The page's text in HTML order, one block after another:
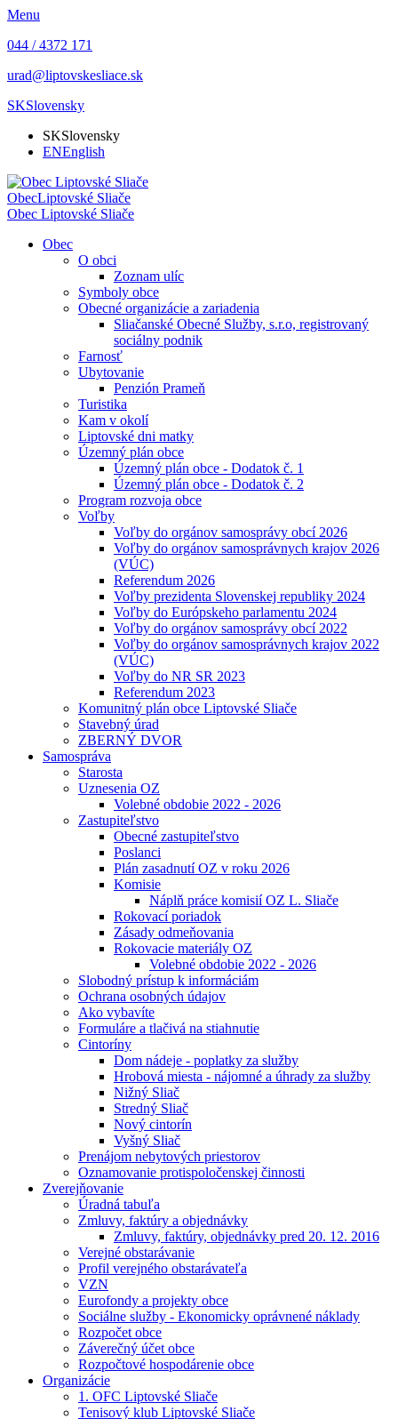
Menu
044 / 4372 171
urad@liptovskesliace.sk
SKSlovensky
SKSlovensky
ENEnglish
ObecLiptovské Sliače
Obec Liptovské Sliače
Obec
O obci
Zoznam ulíc
Symboly obce
Obecné organizácie a zariadenia
Sliačanské Obecné Služby, s.r.o, registrovaný
sociálny podnik
Farnosť
Ubytovanie
Penzión Prameň
Turistika
Kam v okolí
Liptovské dni matky
Územný plán obce
Územný plán obce - Dodatok č. 1
Územný plán obce - Dodatok č. 2
Program rozvoja obce
Voľby
Voľby do orgánov samosprávy obcí 2026
Voľby do orgánov samosprávnych krajov 2026
(VÚC)
Referendum 2026
Voľby prezidenta Slovenskej republiky 2024
Voľby do Európskeho parlamentu 2024
Voľby do orgánov samosprávy obcí 2022
Voľby do orgánov samosprávnych krajov 2022
(VÚC)
Voľby do NR SR 2023
Referendum 2023
Komunitný plán obce Liptovské Sliače
Stavebný úrad
ZBERNÝ DVOR
Samospráva
Starosta
Uznesenia OZ
Volebné obdobie 2022 - 2026
Zastupiteľstvo
Obecné zastupiteľstvo
Poslanci
Plán zasadnutí OZ v roku 2026
Komisie
Náplň práce komisií OZ L. Sliače
Rokovací poriadok
Zásady odmeňovania
Rokovacie materiály OZ
Volebné obdobie 2022 - 2026
Slobodný prístup k informáciám
Ochrana osobných údajov
Ako vybavíte
Formuláre a tlačivá na stiahnutie
Cintoríny
Dom nádeje - poplatky za služby
Hrobová miesta - nájomné a úhrady za služby
Nižný Sliač
Stredný Sliač
Nový cintorín
Vyšný Sliač
Prenájom nebytových priestorov
Oznamovanie protispoločenskej činnosti
Zverejňovanie
Úradná tabuľa
Zmluvy, faktúry a objednávky
Zmluvy, faktúry, objednávky pred 20. 12. 2016
Verejné obstarávanie
Profil verejného obstarávateľa
VZN
Eurofondy a projekty obce
Sociálne služby - Ekonomicky oprávnené náklady
Rozpočet obce
Záverečný účet obce
Rozpočtové hospodárenie obce
Organizácie
1. OFC Liptovské Sliače
Tenisový klub Liptovské Sliače